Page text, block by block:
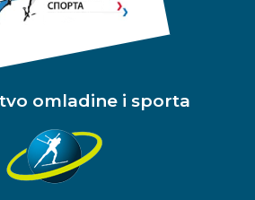
omladine i sporta